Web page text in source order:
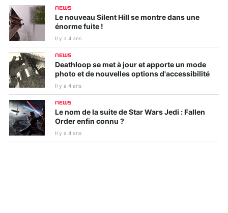
NEWS
Le nouveau Silent Hill se montre dans une
énorme fuite !
Il y a 4 ans
NEWS
Deathloop se met à jour et apporte un mode
photo et de nouvelles options d'accessibilité
Il y a 4 ans
NEWS
Le nom de la suite de Star Wars Jedi : Fallen
Order enfin connu ?
Il y a 4 ans